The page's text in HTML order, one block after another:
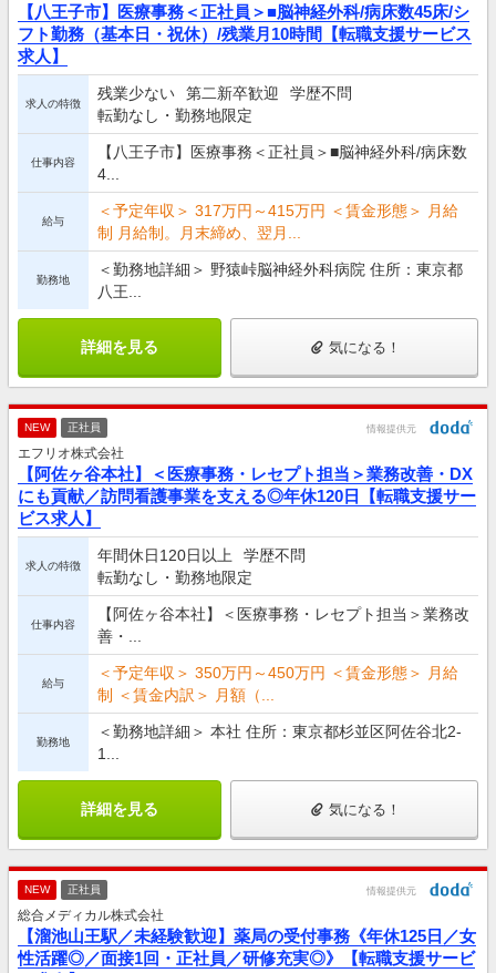
【八王子市】医療事務＜正社員＞■脳神経外科/病床数45床/シ
フト勤務（基本日・祝休）/残業月10時間【転職支援サービス
求人】
求人の特徴
残業少ない 第二新卒歓迎
学歴不問
転勤なし・勤務地限定
仕事内容
【八王子市】医療事務＜正社員＞■脳神経外科/病床数
4...
給与
＜予定年収＞ 317万円～415万円 ＜賃金形態＞ 月給
制 月給制。月末締め、翌月...
勤務地
＜勤務地詳細＞ 野猿峠脳神経外科病院 住所：東京都
八王...
詳細を見る 気になる！
NEW 正社員 情報提供元
エフリオ株式会社
【阿佐ヶ谷本社】＜医療事務・レセプト担当＞業務改善・DX
にも貢献／訪問看護事業を支える◎年休120日【転職支援サー
ビス求人】
求人の特徴
年間休日120日以上
学歴不問
転勤なし・勤務地限定
仕事内容
【阿佐ヶ谷本社】＜医療事務・レセプト担当＞業務改
善・...
給与
＜予定年収＞ 350万円～450万円 ＜賃金形態＞ 月給
制 ＜賃金内訳＞ 月額（...
勤務地
＜勤務地詳細＞ 本社 住所：東京都杉並区阿佐谷北2-
1...
詳細を見る 気になる！
NEW 正社員 情報提供元
総合メディカル株式会社
【溜池山王駅／未経験歓迎】薬局の受付事務《年休125日／女
性活躍◎／面接1回・正社員／研修充実◎》【転職支援サービ